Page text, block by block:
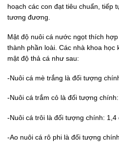
hoạch các con đạt tiêu chuẩn, tiếp
tương đương.
Mật độ nuôi cá nước ngọt thích
thành phần loài. Các nhà khoa học
mật độ thả cá như sau:
-Nuôi cá mè trắng là đối tượng
-Nuôi cá trắm cỏ là đối tượng
-Nuôi cá trôi là đối tượng chính: 1,4
-Ao nuôi cá rô phi là đối tượng